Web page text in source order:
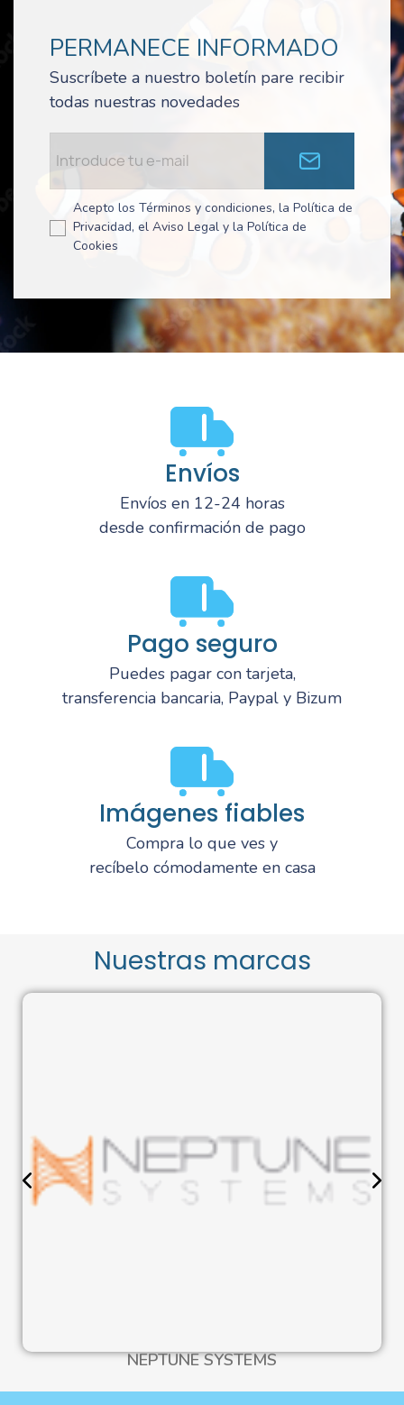
PERMANECE INFORMADO
Suscríbete a nuestro boletín pare recibir
todas nuestras novedades
Acepto los Términos y condiciones, la Política de
Privacidad, el Aviso Legal y la Política de
Cookies
Envíos
Envíos en 12-24 horas
desde confirmación de pago
Pago seguro
Puedes pagar con tarjeta,
transferencia bancaria, Paypal y Bizum
Imágenes fiables
Compra lo que ves y
recíbelo cómodamente en casa
Nuestras marcas
NEPTUNE SYSTEMS